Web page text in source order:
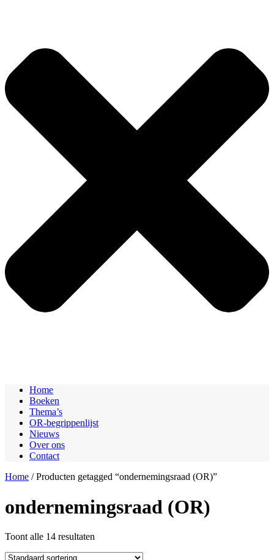
Home
Boeken
Thema’s
OR-begrippenlijst
Nieuws
Over ons
Contact
Home / Producten getagged “ondernemingsraad (OR)”
ondernemingsraad (OR)
Toont alle 14 resultaten